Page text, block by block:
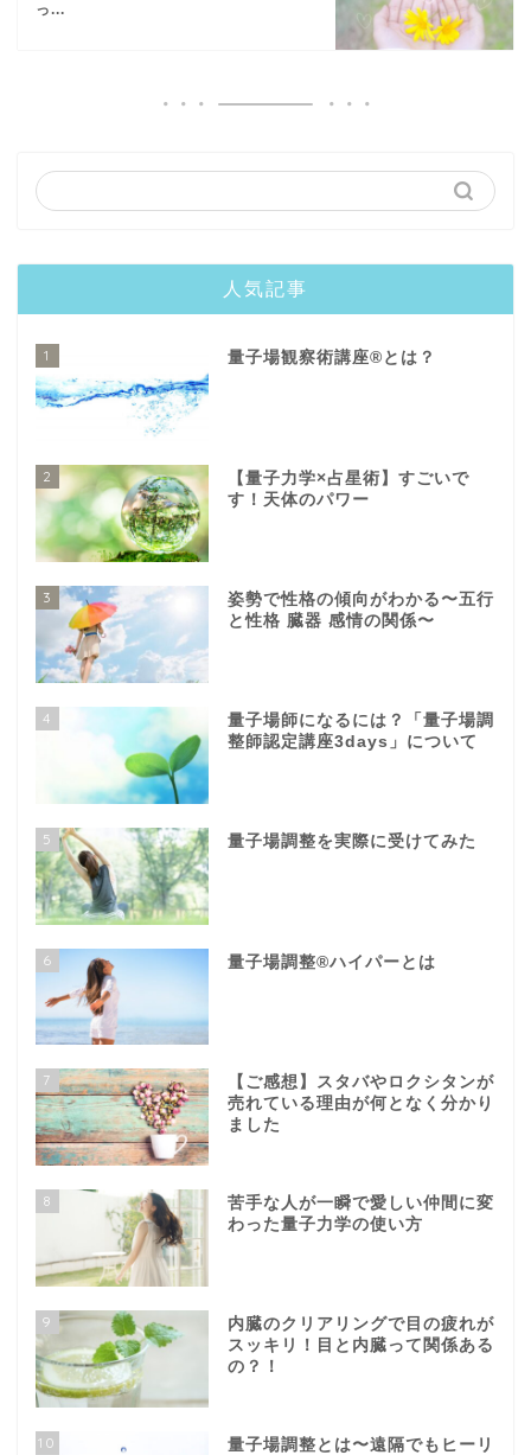
っ...
人気記事
1 量子場観察術講座®️とは？
2
【量子力学×占星術】すごいで
す！天体のパワー
3
姿勢で性格の傾向がわかる〜五行
と性格 臓器 感情の関係〜
4
量子場師になるには？「量子場調
整師認定講座3days」について
5 量子場調整を実際に受けてみた
6 量子場調整®️ハイパーとは
7
【ご感想】スタバやロクシタンが
売れている理由が何となく分かり
ました
8
苦手な人が一瞬で愛しい仲間に変
わった量子力学の使い方
9
内臓のクリアリングで目の疲れが
スッキリ！目と内臓って関係ある
の？！
10
量子場調整とは〜遠隔でもヒーリ